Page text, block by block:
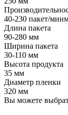
40-230 пакет/
Длина пакета
90-280 мм
Ширина пакета
30-110 мм
Высота продукта
35 мм
Диаметр пленки
320 мм
Вы можете